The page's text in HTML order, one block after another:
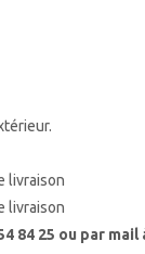
livraison
livraison
84 25 ou par mail